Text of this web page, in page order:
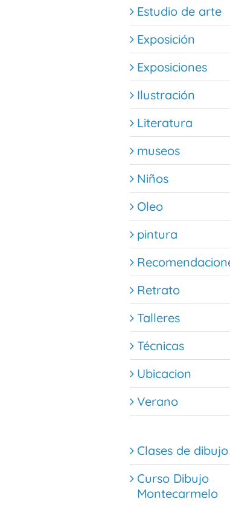
Estudio de arte
Exposición
Exposiciones
Ilustración
Literatura
museos
Niños
Oleo
pintura
Retrato
Talleres
Técnicas
Ubicacion
Verano
Clases de
Curso Dibujo
Montecarmelo